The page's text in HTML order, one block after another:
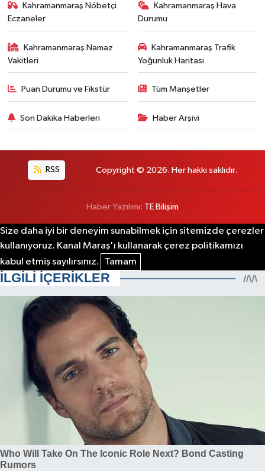
Kahramanmaraş Nöbetçi
Eczaneler
Kahramanmaraş Hava
Durumu
Kahramanmaraş Namaz
Vakitleri
Kahramanmaraş Trafik
Yoğunluk Haritası
Puan Durumu ve Fikstür Tüm Manşetler
Son Dakika Haberleri Haber Arşivi
RSS Copyright © 2026. Her hakkı saklıdır.
Haber Yazılımı: TE Bilişim
Size daha iyi bir deneyim sunabilmek için sitemizde çerezler
kullanıyoruz. Kanal Maraş'ı kullanarak çerez politikamızı
kabul etmiş sayılırsınız.
Tamam